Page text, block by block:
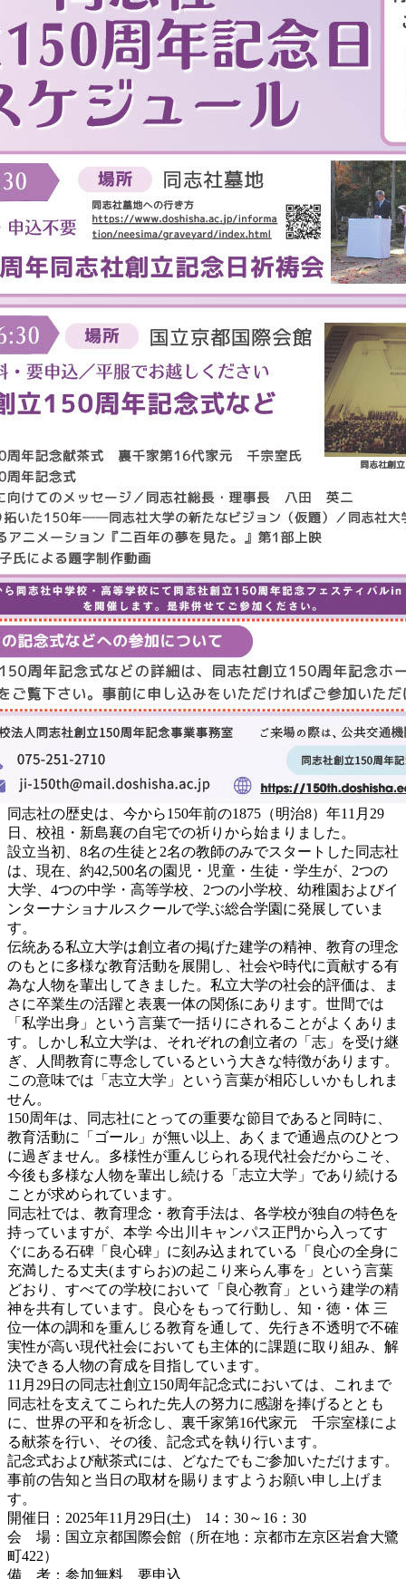
同志社の歴史は、今から150年前の1875（明治8）年11月29
日、校祖・新島襄の自宅での祈りから始まりました。
設立当初、8名の生徒と2名の教師のみでスタートした同志社
は、現在、約42,500名の園児・児童・生徒・学生が、2つの
大学、4つの中学・高等学校、2つの小学校、幼稚園およびイ
ンターナショナルスクールで学ぶ総合学園に発展していま
す。
伝統ある私立大学は創立者の掲げた建学の精神、教育の理念
のもとに多様な教育活動を展開し、社会や時代に貢献する有
為な人物を輩出してきました。私立大学の社会的評価は、ま
さに卒業生の活躍と表裏一体の関係にあります。世間では
「私学出身」という言葉で一括りにされることがよくありま
す。しかし私立大学は、それぞれの創立者の「志」を受け継
ぎ、人間教育に専念しているという大きな特徴があります。
この意味では「志立大学」という言葉が相応しいかもしれま
せん。
150周年は、同志社にとっての重要な節目であると同時に、
教育活動に「ゴール」が無い以上、あくまで通過点のひとつ
に過ぎません。多様性が重んじられる現代社会だからこそ、
今後も多様な人物を輩出し続ける「志立大学」であり続ける
ことが求められています。
同志社では、教育理念・教育手法は、各学校が独自の特色を
持っていますが、本学 今出川キャンパス正門から入ってす
ぐにある石碑「良心碑」に刻み込まれている「良心の全身に
充満したる丈夫(ますらお)の起こり来らん事を」という言葉
どおり、すべての学校において「良心教育」という建学の精
神を共有しています。良心をもって行動し、知・徳・体 三
位一体の調和を重んじる教育を通して、先行き不透明で不確
実性が高い現代社会においても主体的に課題に取り組み、解
決できる人物の育成を目指しています。
11月29日の同志社創立150周年記念式においては、これまで
同志社を支えてこられた先人の努力に感謝を捧げるととも
に、世界の平和を祈念し、裏千家第16代家元 千宗室様によ
る献茶を行い、その後、記念式を執り行います。
記念式および献茶式には、どなたでもご参加いただけます。
事前の告知と当日の取材を賜りますようお願い申し上げま
す。
開催日：2025年11月29日(土) 14：30～16：30
会 場：国立京都国際会館（所在地：京都市左京区岩倉大鷺
町422）
備 考：参加無料、要申込